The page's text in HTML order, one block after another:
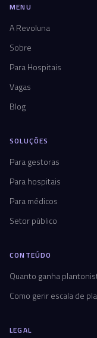
MENU
A Revoluna
Sobre
Para Hospitais
Vagas
Blog
SOLUÇÕES
Para gestoras
Para hospitais
Para médicos
Setor público
CONTEÚDO
Quanto ganha
Como gerir escala de
LEGAL